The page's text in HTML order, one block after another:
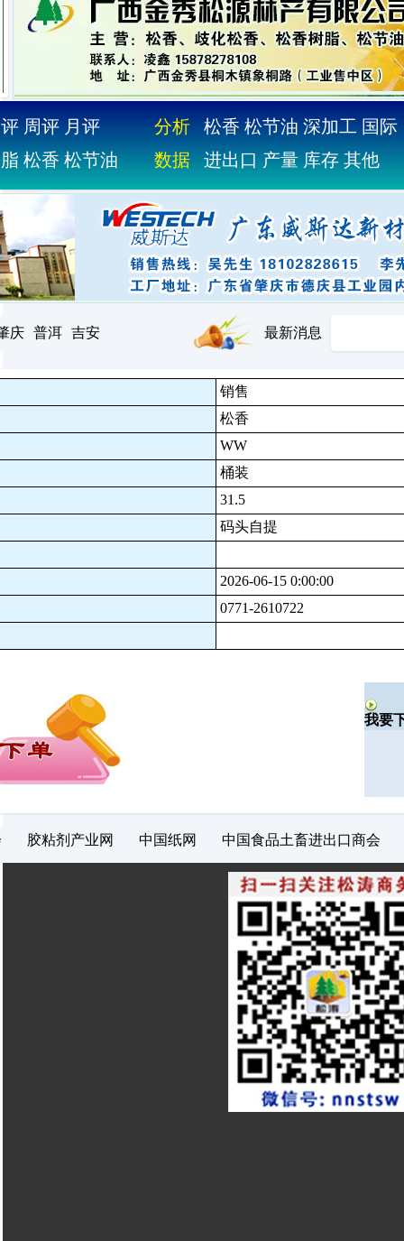
周评 月评 分析 松香 松节油 深加工 国际
松香 松节油 数据 进出口 产量 库存 其他
庆 普洱 吉安 最新消息
销售
松香
WW
桶装
31.5
码头自提
2026-06-15 0:00:00
0771-2610722
我要
胶粘剂产业网 中国纸网 中国食品土畜进出口商会